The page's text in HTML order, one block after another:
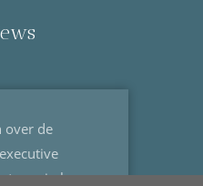
over de
terug in hun